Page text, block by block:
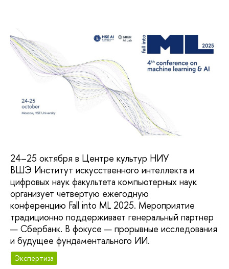
24–25 октября в Центре культур НИУ
ВШЭ Институт искусственного интеллекта и
цифровых наук факультета компьютерных наук
организует четвертую ежегодную
конференцию Fall into ML 2025. Мероприятие
традиционно поддерживает генеральный партнер
— Сбербанк. В фокусе — прорывные исследования
и будущее фундаментального ИИ.
Экспертиза